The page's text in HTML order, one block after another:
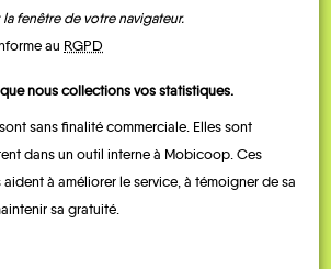
la fenêtre de votre navigateur.
au RGPD
nous collections vos statistiques.
sans finalité commerciale. Elles sont
dans un outil interne à Mobicoop. Ces
à améliorer le service, à témoigner de sa
sa gratuité.